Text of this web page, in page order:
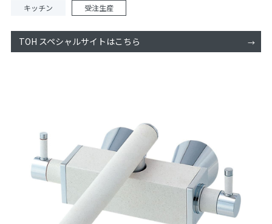
キッチン 受注生産
TOH スペシャルサイトはこちら